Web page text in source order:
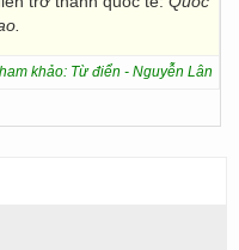
khảo: Từ điển - Nguyễn Lân